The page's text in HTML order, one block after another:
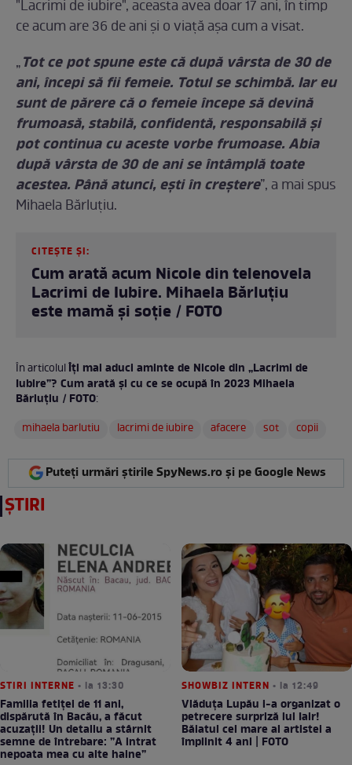
"Lacrimi de iubire", aceasta avea doar 17 ani, în timp
ce acum are 36 de ani și o viață așa cum a visat.
„Tot ce pot spune este că după vârsta de 30 de
ani, începi să fii femeie. Totul se schimbă. Iar eu
sunt de părere că o femeie începe să devină
frumoasă, stabilă, confidentă, responsabilă și
pot continua cu aceste vorbe frumoase. Abia
după vârsta de 30 de ani se întâmplă toate
acestea. Până atunci, ești în creștere”, a mai spus
Mihaela Bărluțiu.
CITEȘTE ȘI:
Cum arată acum Nicole din telenovela
Lacrimi de Iubire. Mihaela Bărluțiu
este mamă și soție / FOTO
În articolulÎți mai aduci aminte de Nicole din „Lacrimi de
Iubire”? Cum arată și cu ce se ocupă în 2023 Mihaela
Bărluțiu / FOTO:
mihaela barlutiu
lacrimi de iubire afacere sot copii
Puteți urmări știrile SpyNews.ro și pe Google News
ȘTIRI
STIRI INTERNE • la 13:30
Familia fetiței de 11 ani,
dispărută în Bacău, a făcut
acuzații! Un detaliu a stârnit
semne de întrebare: ”A intrat
nepoata mea cu alte haine”
SHOWBIZ INTERN • la 12:49
Vlăduța Lupău i-a organizat o
petrecere surpriză lui Iair!
Băiatul cel mare al artistei a
împlinit 4 ani | FOTO